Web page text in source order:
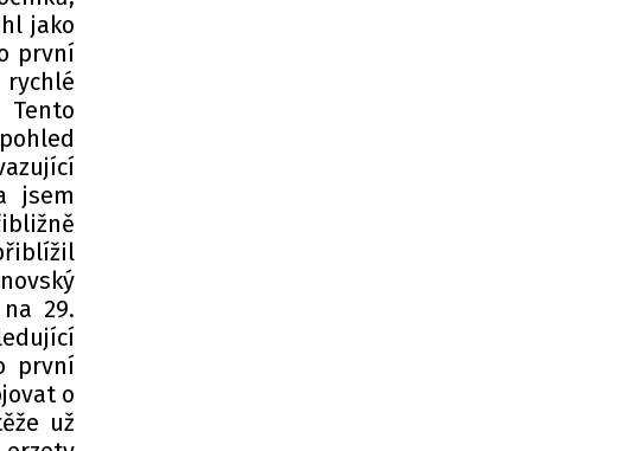
jako
první
jsem
29.
první
o
už